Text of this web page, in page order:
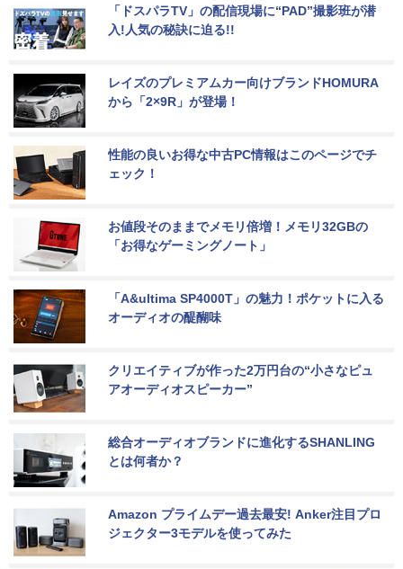
「ドスパラTV」の配信現場に“PAD”撮影班が潜
入!人気の秘訣に迫る!!
レイズのプレミアムカー向けブランドHOMURA
から「2×9R」が登場！
性能の良いお得な中古PC情報はこのページでチ
ェック！
お値段そのままでメモリ倍増！メモリ32GBの
「お得なゲーミングノート」
「A&ultima SP4000T」の魅力！ポケットに入る
オーディオの醍醐味
クリエイティブが作った2万円台の“小さなピュ
アオーディオスピーカー”
総合オーディオブランドに進化するSHANLING
とは何者か？
Amazon プライムデー過去最安! Anker注目プロ
ジェクター3モデルを使ってみた